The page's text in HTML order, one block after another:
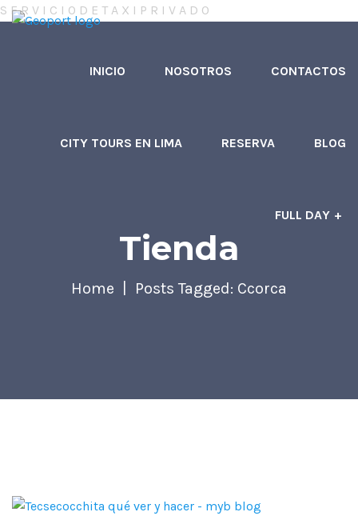
S ER V I C I O D E T A X I P R I V A D O
INICIO NOSOTROS CONTACTOS
CITY TOURS EN LIMA RESERVA BLOG
FULL DAY
Tienda
Home Posts Tagged: Ccorca